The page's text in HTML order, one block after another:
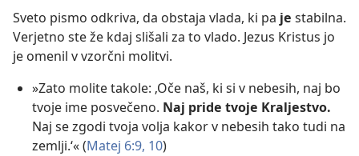
Sveto pismo odkriva, da obstaja vlada, ki pa je stabilna.
Verjetno ste že kdaj slišali za to vlado. Jezus Kristus jo
je omenil v vzorčni molitvi.
»Zato molite takole: ‚Oče naš, ki si v nebesih, naj bo
tvoje ime posvečeno. Naj pride tvoje Kraljestvo.
Naj se zgodi tvoja volja kakor v nebesih tako tudi na
zemlji.‘« (Matej 6:9, 10)